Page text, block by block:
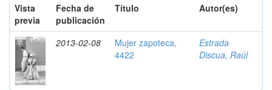
Vista
previa
Fecha de
publicación
Título Autor(es)
2013-02-08
Mujer zapoteca,
4422
Estrada
Discua, Raúl